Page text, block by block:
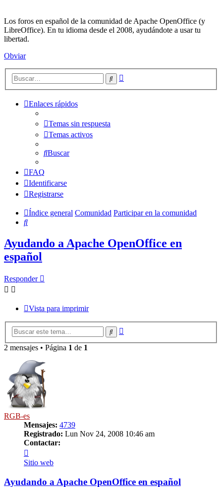
Los foros en español de la comunidad de Apache OpenOffice (y
LibreOffice). En tu idioma desde el 2008, ayudándote a usar tu
libertad.
Obviar
Buscar
Enlaces rápidos
Temas sin respuesta
Temas activos
Buscar
FAQ
Identificarse
Registrarse
Índice general Comunidad Participar en la comunidad
Buscar
Ayudando a Apache OpenOffice en
español
Responder
Vista para imprimir
Buscar
2 mensajes • Página 1 de 1
RGB-es
Mensajes: 4739
Registrado: Lun Nov 24, 2008 10:46 am
Contactar:
RGB-
es
Sitio web
Ayudando a Apache OpenOffice en español